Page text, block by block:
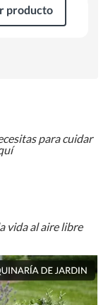
producto
para cuidar
vida al aire libre